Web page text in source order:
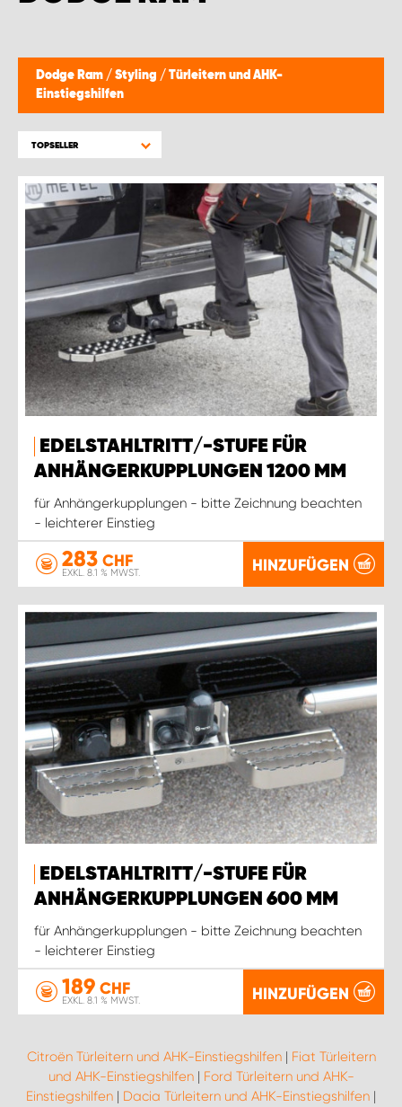
Dodge Ram / Styling / Türleitern und AHK-
Einstiegshilfen
TOPSELLER
EDELSTAHLTRITT/-STUFE FÜR
ANHÄNGERKUPPLUNGEN 1200 MM
für Anhängerkupplungen - bitte Zeichnung beachten
- leichterer Einstieg
283 CHF
EXKL. 8.1 % MWST. HINZUFÜGEN
EDELSTAHLTRITT/-STUFE FÜR
ANHÄNGERKUPPLUNGEN 600 MM
für Anhängerkupplungen - bitte Zeichnung beachten
- leichterer Einstieg
189 CHF
EXKL. 8.1 % MWST. HINZUFÜGEN
Citroën Türleitern und AHK-Einstiegshilfen| Fiat Türleitern
und AHK-Einstiegshilfen| Ford Türleitern und AHK-
Einstiegshilfen | Dacia Türleitern und AHK-Einstiegshilfen |